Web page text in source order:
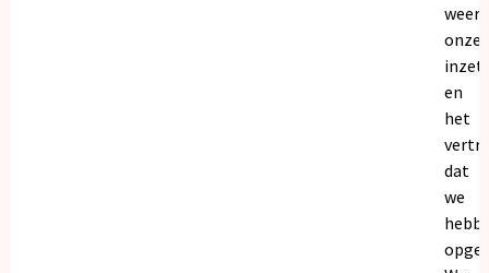
onze
inzet
en
het
dat
we